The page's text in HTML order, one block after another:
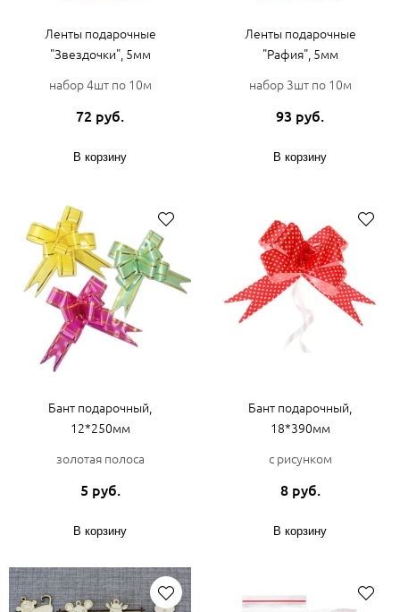
Ленты подарочные
"Звездочки", 5мм
набор 4шт по 10м
72 руб.
В корзину
Ленты подарочные
"Рафия", 5мм
набор 3шт по 10м
93 руб.
В корзину
Бант подарочный,
12*250мм
золотая полоса
5 руб.
В корзину
Бант подарочный,
18*390мм
с рисунком
8 руб.
В корзину